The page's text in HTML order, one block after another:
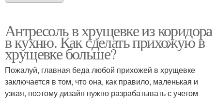
Антресоль в тумбу Антресоли в тумбу
Антресоль под
потолком
Удобные антресоли
Антресоль в хрущевке из коридора
в кухню. Как сделать прихожую в
хрущевке больше?
Пожалуй, главная беда любой прихожей в хрущевке
заключается в том, что она, как правило, маленькая и
узкая, поэтому дизайн нужно разрабатывать с учетом